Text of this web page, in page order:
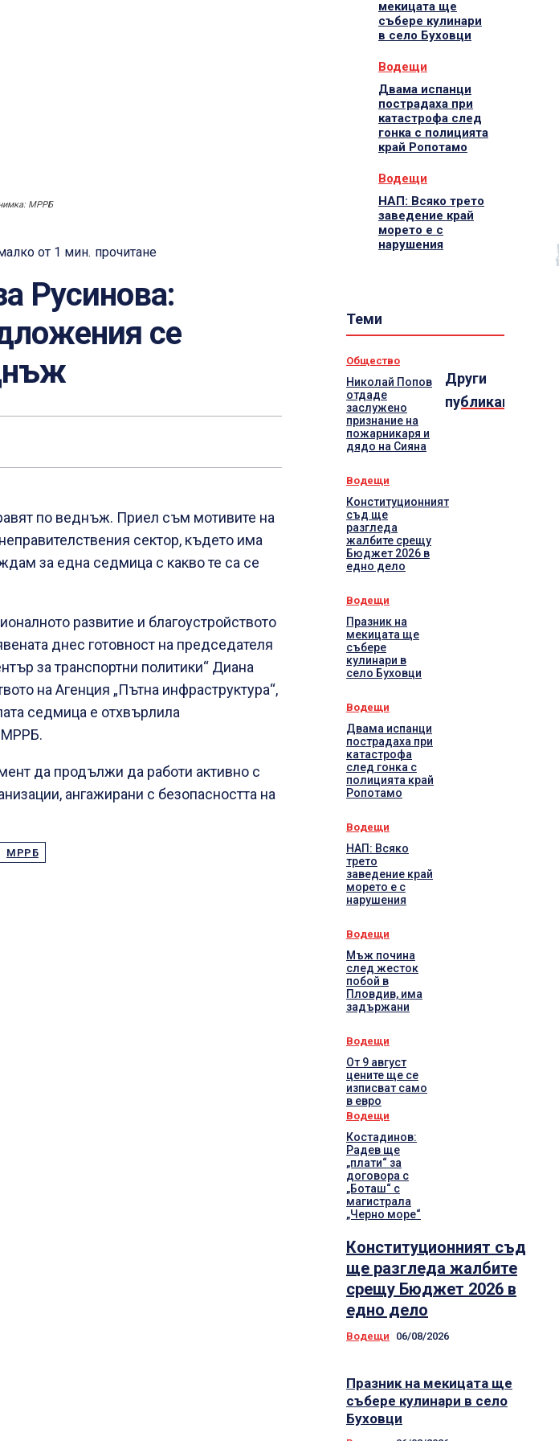
МРРБ
от 1 мин. прочитане
Русинова:
се
по веднъж. Приел съм мотивите на
сектор, където има
за една седмица с какво те са се
развитие и благоустройството
днес готовност на председателя
за транспортни политики“ Диана
на Агенция „Пътна инфраструктура“,
седмица е отхвърлила
МРРБ.
да продължи да работи активно с
ангажирани с безопасността на
МРРБ
мекицата ще
събере кулинари
в село Буховци
Водещи
Двама испанци
пострадаха при
катастрофа след
гонка с полицията
край Ропотамо
Водещи
НАП: Всяко трето
заведение край
морето е с
нарушения
Теми
Общество
Николай Попов
отдаде
заслужено
признание на
пожарникаря и
дядо на Сияна
Водещи
Конституционният
съд ще
разгледа
жалбите срещу
Бюджет 2026 в
едно дело
Водещи
Празник на
мекицата ще
събере
кулинари в
село Буховци
Водещи
Двама испанци
пострадаха при
катастрофа
след гонка с
полицията край
Ропотамо
Водещи
НАП: Всяко
трето
заведение край
морето е с
нарушения
Водещи
Мъж почина
след жесток
побой в
Пловдив, има
задържани
Водещи
От 9 август
цените ще се
изписват само
в евро
Водещи
Костадинов:
Радев ще
„плати“ за
договора с
„Боташ“ с
магистрала
„Черно море“
Други
публикации
Конституционният съд
ще разгледа жалбите
срещу Бюджет 2026 в
едно дело
Водещи 06/08/2026
Празник на мекицата ще
събере кулинари в село
Буховци